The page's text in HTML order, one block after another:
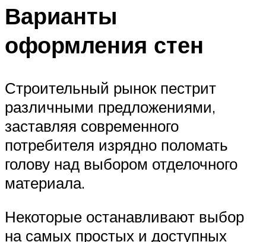
Варианты
оформления стен
Строительный рынок пестрит
различными предложениями,
заставляя современного
потребителя изрядно поломать
голову над выбором отделочного
материала.
Некоторые останавливают выбор
на самых простых и доступных